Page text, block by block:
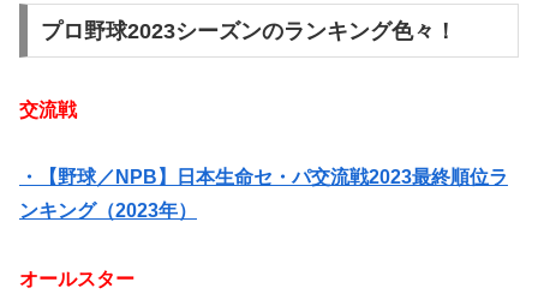
プロ野球2023シーズンのランキング色々！
交流戦
・【野球／NPB】日本生命セ・パ交流戦2023最終順位ラ
ンキング（2023年）
オールスター